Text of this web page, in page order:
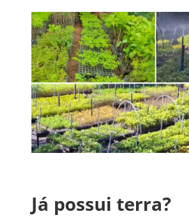
Já possui terra?